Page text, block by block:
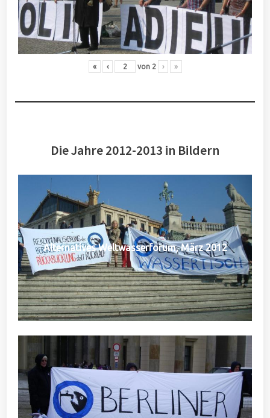
« ‹ von 2 › »
Die Jahre 2012-2013 in Bildern
Alternatives Weltwasserforum, März 2012